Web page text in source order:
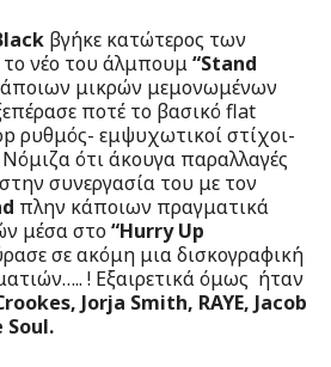
lack βγήκε κατώτερος των
νέο του άλμπουμ“Stand
μικρών μεμονωμένων
ποτέ το βασικό flat
ρυθμός- εμψυχωτικοί στίχοι-
ότι άκουγα παραλλαγές
στην συνεργασία του με τον
πλην κάποιων πραγματικά
μέσα στο“HurryUp
σε ακόμη μια δισκογραφική
! Εξαιρετικά όμως ήταν
Jorja Smith, RAYE, Jacob
Soul.